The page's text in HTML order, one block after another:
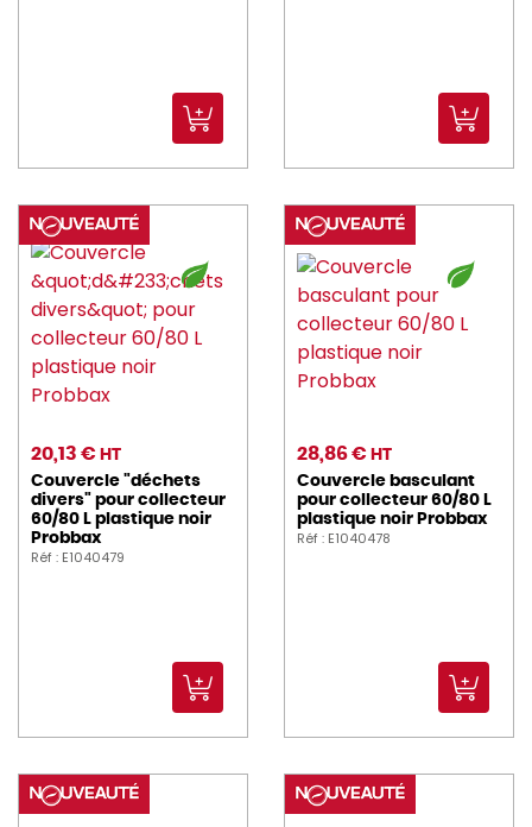
20,13 € HT
Couvercle "déchets
divers" pour collecteur
60/80 L plastique noir
Probbax
Réf : E1040479
28,86 € HT
Couvercle basculant
pour collecteur 60/80 L
plastique noir Probbax
Réf : E1040478